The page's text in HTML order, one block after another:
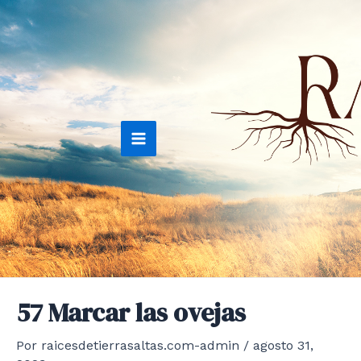
Ir
al
contenido
Main
Menu
57 Marcar las ovejas
Por raicesdetierrasaltas.com-admin / agosto 31,